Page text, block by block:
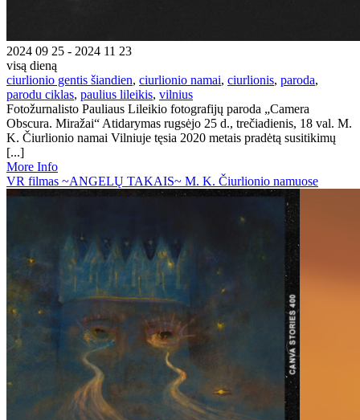
2024 09 25 - 2024 11 23
visą dieną
ciurlionio gentis šiandien, ciurlionio namai, ciurlionis, paroda,
parodu ciklas, paulius lileikis, vilnius
Fotožurnalisto Pauliaus Lileikio fotografijų paroda „Camera
Obscura. Miražai“ Atidarymas rugsėjo 25 d., trečiadienis, 18 val. M.
K. Čiurlionio namai Vilniuje tęsia 2020 metais pradėtą susitikimų
[...]
More Info
VR filmas ~ANGELŲ TAKAIS~ M. K. Čiurlionio namuose